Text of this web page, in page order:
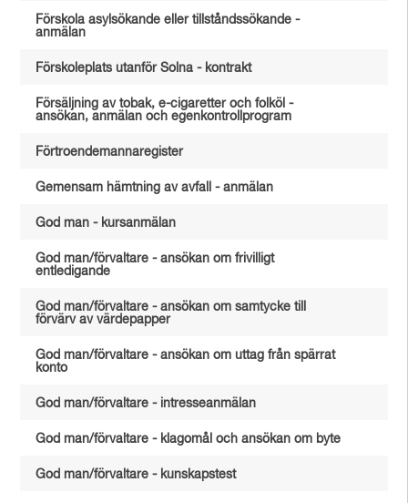
Förskola asylsökande eller tillståndssökande -
anmälan
Förskoleplats utanför Solna - kontrakt
Försäljning av tobak, e-cigaretter och folköl -
ansökan, anmälan och egenkontrollprogram
Förtroendemannaregister
Gemensam hämtning av avfall - anmälan
God man - kursanmälan
God man/förvaltare - ansökan om frivilligt
entledigande
God man/förvaltare - ansökan om samtycke till
förvärv av värdepapper
God man/förvaltare - ansökan om uttag från spärrat
konto
God man/förvaltare - intresseanmälan
God man/förvaltare - klagomål och ansökan om byte
God man/förvaltare - kunskapstest